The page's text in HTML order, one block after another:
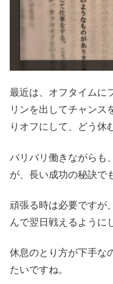
最近は、オフタイムに
リンを出してチャンス
りオフにして、どう休
バリバリ働きながらも
が、長い成功の秘訣で
頑張る時は必要ですが
んで翌日戦えるように
休息のとり方が下手な
たいですね。